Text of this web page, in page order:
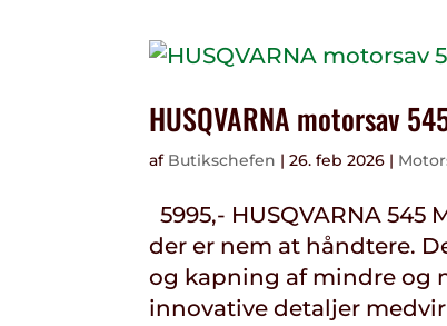
HUSQVARNA motorsav
af Butikschefen |26. feb 2026 |
5995,- HUSQVARNA
der er nem at håndtere.
og kapning af mindre og
innovative detaljer